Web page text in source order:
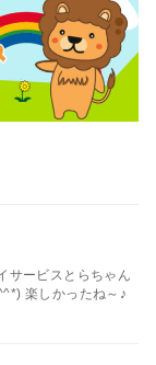
サービスとらちゃん
楽しかったね～♪